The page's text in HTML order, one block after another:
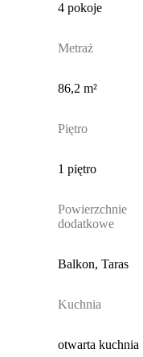
4 pokoje
Metraż
86,2 m²
Piętro
1 piętro
Powierzchnie
dodatkowe
Balkon, Taras
Kuchnia
otwarta kuchnia